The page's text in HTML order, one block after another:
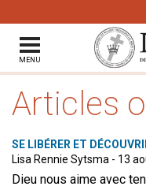
MENU
Articles
SE LIBÉRER ET
Lisa Rennie Sytsma - 13
Dieu nous aime avec